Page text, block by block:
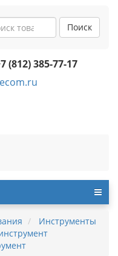
Поиск
(812) 385-77-17
Инструменты